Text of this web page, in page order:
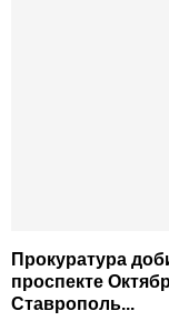
Прокуратура
проспекте
Ставрополь...